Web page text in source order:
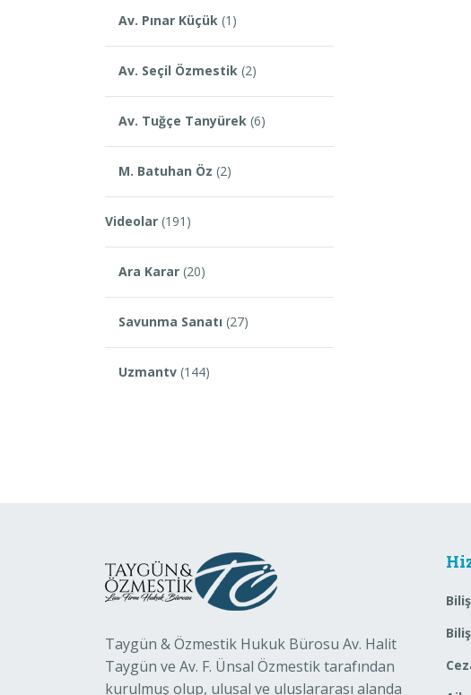
Av. Pınar Küçük (1)
Av. Seçil Özmestik (2)
Av. Tuğçe Tanyürek (6)
M. Batuhan Öz (2)
Videolar (191)
Ara Karar (20)
Savunma Sanatı (27)
Uzmantv (144)
Taygün & Özmestik Hukuk Bürosu Av. Halit
Taygün ve Av. F. Ünsal Özmestik tarafından
kurulmuş olup, ulusal ve uluslararası alanda